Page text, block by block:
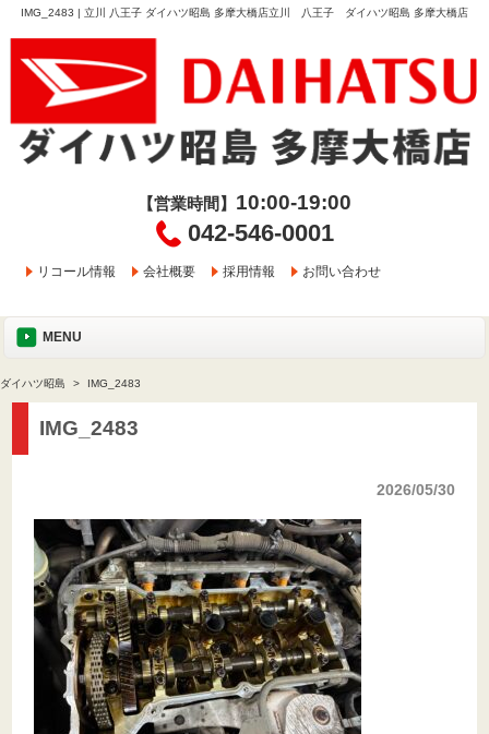
IMG_2483 | 立川 八王子 ダイハツ昭島 多摩大橋店立川 八王子 ダイハツ昭島 多摩大橋店
【営業時間】 10:00-19:00
042-546-0001
リコール情報 会社概要 採用情報 お問い合わせ
MENU
ダイハツ昭島 IMG_2483
IMG_2483
2026/05/30